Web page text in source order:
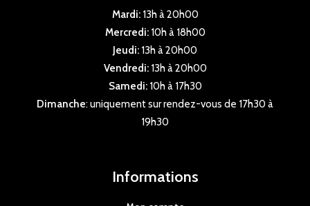
Mardi:13h à 20h00
Mercredi:10h à 18h00
Jeudi: 13h à 20h00
Vendredi:13h à 20h00
Samedi:10h à 17h30
Dimanche: uniquement sur rendez-vous de 17h30 à
19h30
Informations